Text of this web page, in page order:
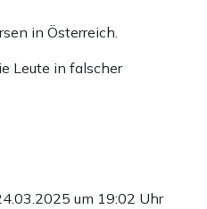
in Österreich.
Leute in falscher
um 19:02 Uhr